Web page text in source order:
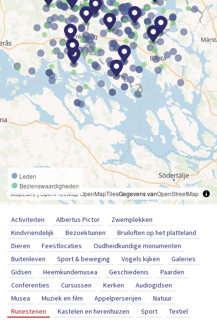
Leden
Bezienswaardigheden
MapLibre | OpenFreeMapOpenMapTilesGegevens vanOpenStreetMap
Activiteiten Albertus Pictor
Zwemplekken
Kindvriendelijk
Bezoektuinen
Bruiloften op het platteland
Dieren
Feestlocaties
Oudheidkundige monumenten
Buitenleven
Sport & beweging Vogels kijken
Galeries
Gidsen
Heemkundemusea Geschiedenis
Paarden
Conferenties
Cursussen Kerken
Audiogidsen
Musea
Muziek en film Appelperserijen
Natuur
Runestenen
Kastelen en herenhuizen Sport
Textiel